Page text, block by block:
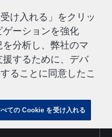
け入れる」をクリッ
ーションを強化
分析し、弊社のマ
するために、デバ
ることに同意したこ
ての Cookie を受け入れる